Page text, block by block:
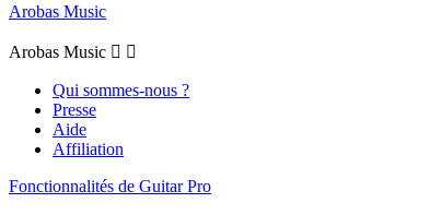
Arobas Music
Arobas Music  
Qui sommes-nous ?
Presse
Aide
Affiliation
Fonctionnalités de Guitar Pro